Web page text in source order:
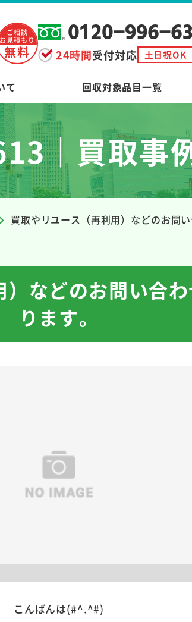
ご相談
お見積もり
無料
0120-996-
24時間受付対応 土日祝OK
て 回収対象品目一覧
｜買取事
買取やリユース（再利用）などのお問
などのお問い合
ります。
こんばんは(#^.^#)